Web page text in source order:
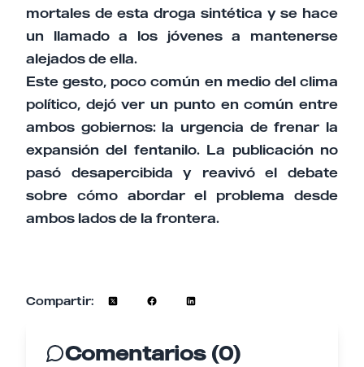
mortales de esta droga sintética y se hace
un llamado a los jóvenes a mantenerse
alejados de ella.
Este gesto, poco común en medio del clima
político, dejó ver un punto en común entre
ambos gobiernos: la urgencia de frenar la
expansión del fentanilo. La publicación no
pasó desapercibida y reavivó el debate
sobre cómo abordar el problema desde
ambos lados de la frontera.
Compartir:
Comentarios (0)